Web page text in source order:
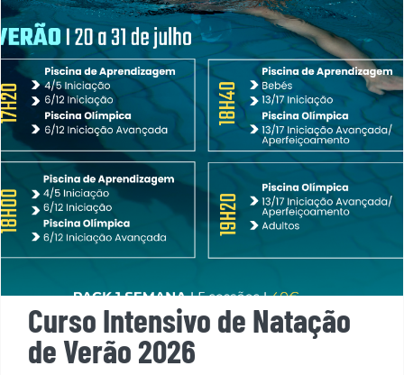
Curso Intensivo de Natação de
Verão 2026
Curso Intensivo de Natação
de Verão 2026